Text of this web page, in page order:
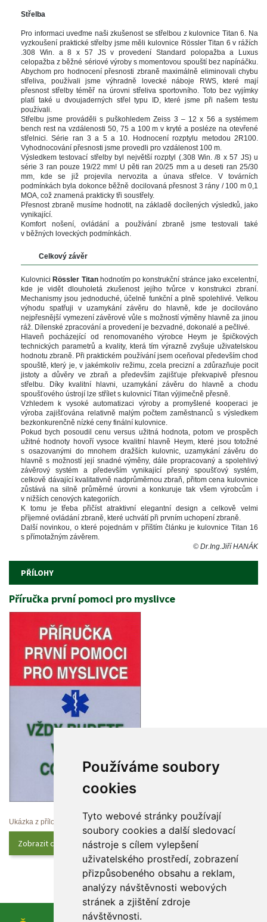
Používáme soubory
cookie
Tyto webové stránky používají
oubory cookies a další sledovací
nástroje s cílem vylepšení
uživatelského prostředí, zobrazení
přizpůsobeného obsahu a reklam,
analýzy návštěvnosti webových
tránek a zjištění zdroje
návštěvnosti.
Střelba
Pro informaci uveďme naši zkušenost se střelbou z kulovnice Titan 6. Na
vyzkoušení praktické střelby jsme měli kulovnice Rössler Titan 6 v rážích
.308 Win. a 8 x 57 JS v provedení Standard polopažba a Luxus
celopažba z běžné sériové výroby s momentovou spouští bez napínáčku.
Abychom pro hodnocení přesnosti zbraně maximálně eliminovali chybu
třeliva, používali jsme výhradně lovecké náboje RWS, které mají
přesnost střelby téměř na úrovni střeliva sportovního. Toto bez vyjímky
platí také u dvoujaderných střel typu ID, které jsme při našem testu
používali.
Střelbu jsme prováděli s puškohledem Zeiss 3 – 12 x 56 a systémem
bench rest na vzdálenosti 50, 75 a 100 m v kryté a posléze na otevřené
třelnici. Série ran 3 a 5 a 10. Hodnocení rozptylu metodou 2R100.
Vyhodnocování přesnosti jsme provedli pro vzdálenost 100 m
Výsledkem testovací střelby byl největší rozptyl (.308 Win. /8 x 57 JS) u
érie 3 ran pouze 19/22 mm! U pěti ran 20/25 mm a u deseti ran 25/30
mm, kde se již projevila nervozita a únava střelce. V továrních
podmínkách byla dokonce běžně docilovaná přesnost 3 rány / 100 m 0,1
MOA, což znamená prakticky tři soustřely.
Přesnost zbraně musíme hodnotit, na základě docílených výsledků, jako
vynikající.
Komfort nošení, ovládání a používání zbraně jsme testovali také
v běžných loveckých podmínkách.
Celkový závěr
Kulovnici Rössler Titan hodnotím po konstrukční stránce jako excelentní,
kde je vidět dlouholetá zkušenost jejího tvůrce v konstrukci zbraní.
Mechanismy jsou jednoduché, účelně funkční a plně spolehlivé. Velkou
výhodu spatřuji v uzamykání závěru do hlavně, kde je docilováno
nejpřesnější vymezení závěrové vůle s možností výměny hlavně za jinou
ráž. Dílenské zpracování a provedení je bezvadné, dokonalé a pečlivé.
Hlaveň pocházející od renomovaného výrobce Heym je špičkových
technických parametrů a kvality, která tím výrazně zvyšuje uživatelskou
hodnotu zbraně. Při praktickém používání jsem oceňoval především chod
pouště, který je, v jakémkoliv režimu, zcela precizní a zdůrazňuje pocit
jistoty a důvěry ve zbraň a především zajišťuje překvapivě přesnou
třelbu. Díky kvalitní hlavni, uzamykání závěru do hlavně a chodu
poušťového ústrojí lze střílet s kulovnicí Titan výjimečně přesně.
Vzhledem k vysoké automatizaci výroby a promyšlené kooperaci je
výroba zajišťována relativně malým počtem zaměstnanců s výsledkem
bezkonkurenčně nízké ceny finální kulovnice.
Pokud bych posoudil cenu versus užitná hodnota, potom ve prospěch
užitné hodnoty hovoří vysoce kvalitní hlavně Heym, které jsou totožné
osazovanými do mnohem dražších kulovnic, uzamykání závěru do
hlavně s možností její snadné výměny, dále propracovaný a spolehlivý
závěrový systém a především vynikající přesný spoušťový systém,
celkově dávající kvalitativně nadprůměrnou zbraň, přitom cena kulovnice
zůstává na silně průměrné úrovni a konkuruje tak všem výrobcům i
v nižších cenových kategoriích.
K tomu je třeba přičíst atraktivní elegantní design a celkově velmi
příjemné ovládání zbraně, které uchvátí při prvním uchopení zbraně.
Další novinkou, o které pojednám v příštím článku je kulovnice Titan 16
přímotažným závěrem.
© Dr.Ing.Jiří HANÁK
PŘÍLOHY
Příručka první pomoci pro myslivce
Ukázka z přílohy
Zobrazit celý obsah